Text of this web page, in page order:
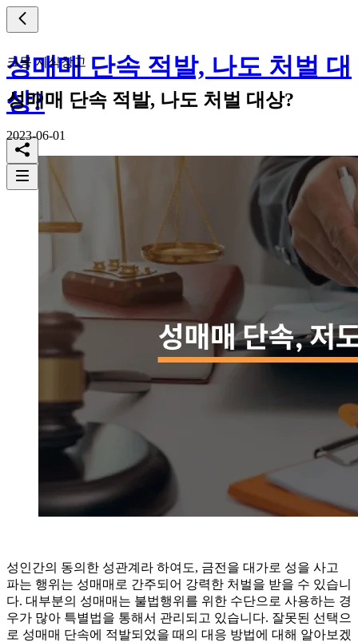
성매매 단속 적발, 나도 처벌 대
상?
크몽 지식창고
성매매 단속 적발, 나도 처벌 대상?
2023-06-01
성인간의 동의한 성관계라 하여도, 금전을 대가로 성을 사고
파는 행위는 성매매로 간주되어 강력한 처벌을 받을 수 있습니
다. 대부분의 성매매는 불법행위를 위한 수단으로 사용하는 경
우가 많아 특별법을 통해서 관리되고 있습니다. 잘못된 선택으
로 성매매 단속에 적발되었을 때의 대응 방법에 대해 알아보겠